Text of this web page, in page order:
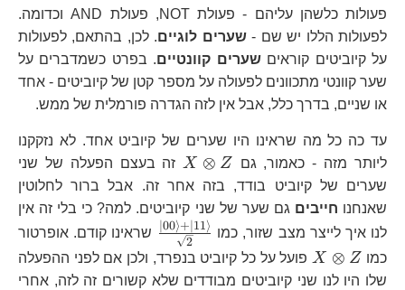
פעולות כלשהן עליהם - פעולת NOT, פעולת AND וכדומה.
לפעולות הללו יש שם -שערים לוגיים. לכן, בהתאם, לפעולות
על קיוביטים קוראיםשערים קוונטיים. בפרט כשמדברים על
שער קוונטי מתכוונים לפעולה על מספר קטן של קיוביטים - אחד
או שניים, בדרך כלל, אבל אין לזה הגדרה פורמלית של ממש.
עד כה כל מה שראינו היו שערים של קיוביט אחד. לא נזקקנו
ליותר מזה - כאמור, גם
X\otimes
Z
X ⊗ Z
זה בעצם הפעלה של שני
שערים של קיוביט בודד, בזה אחר זה. אבל ברור לחלוטין
שאנחנו חייבים גם שער של שני קיוביטים. למה? כי בלי זה אין
לנו איך לייצר מצב שזור, כמו
2
00⟩+ 11⟩
שראינו קודם. אופרטור
כמו
X\otimes
Z
X ⊗ Z
פועל על כל קיוביט בנפרד, ולכן אם לפני ההפעלה
שלו היו לנו שני קיוביטים מבודדים שלא קשורים זה לזה, אחרי